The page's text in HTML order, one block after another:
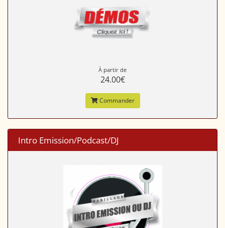
À partir de
24.00€
Commander
Intro Emission/Podcast/DJ